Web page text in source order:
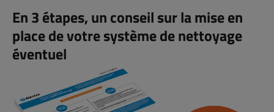
En 3 étapes, un conseil sur la mise en
place de votre système de nettoyage
éventuel